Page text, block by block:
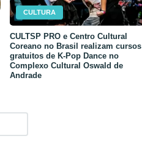
CULTURA
CULTSP PRO e Centro Cultural
Coreano no Brasil realizam cursos
gratuitos de K-Pop Dance no
Complexo Cultural Oswald de
Andrade